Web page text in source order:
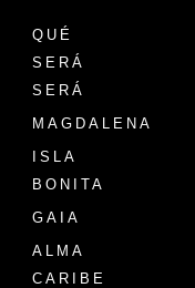
QUÉ
SERÁ
SERÁ
MAGDALENA
ISLA
BONITA
GAIA
ALMA
CARIBE